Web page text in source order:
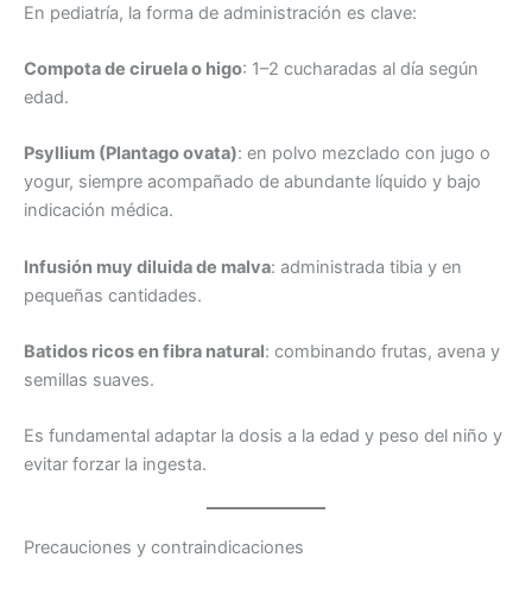
En pediatría, la forma de administración es clave:
Compota de ciruela o higo: 1–2 cucharadas al día según
edad.
Psyllium (Plantago ovata): en polvo mezclado con jugo o
yogur, siempre acompañado de abundante líquido y bajo
indicación médica.
Infusión muy diluida de malva: administrada tibia y en
pequeñas cantidades.
Batidos ricos en fibra natural: combinando frutas, avena y
semillas suaves.
Es fundamental adaptar la dosis a la edad y peso del niño y
evitar forzar la ingesta.
Precauciones y contraindicaciones